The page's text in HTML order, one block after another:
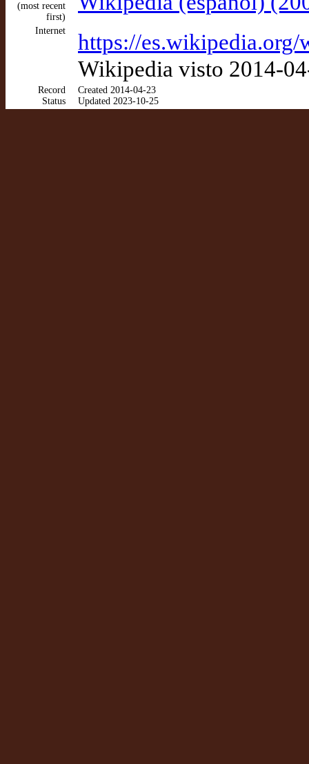
(most recent
first)
Internet
https://
Wikipedia visto 2014-
Record
Status
Created 2014-04-23
Updated 2023-10-25